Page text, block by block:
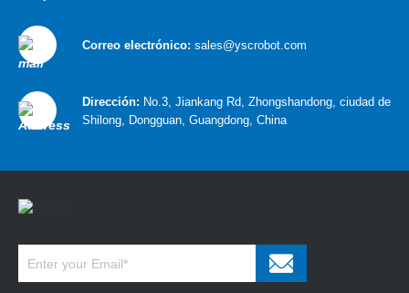
Correo electrónico: sales@yscrobot.com
Dirección: No.3, Jiankang Rd, Zhongshandong, ciudad de
Shilong, Dongguan, Guangdong, China